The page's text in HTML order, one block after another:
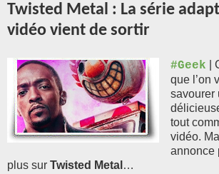
Twisted Metal : La série
vidéo vient de sortir
#Geek |
que l’on
savourer
tout
vidéo.
annonce
plus sur Twisted Metal …